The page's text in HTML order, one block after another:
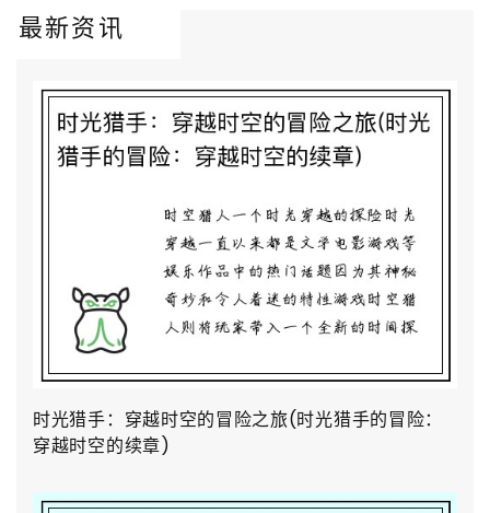
最新资讯
时光猎手：穿越时空的冒险之旅(时光猎手的冒险：
穿越时空的续章)